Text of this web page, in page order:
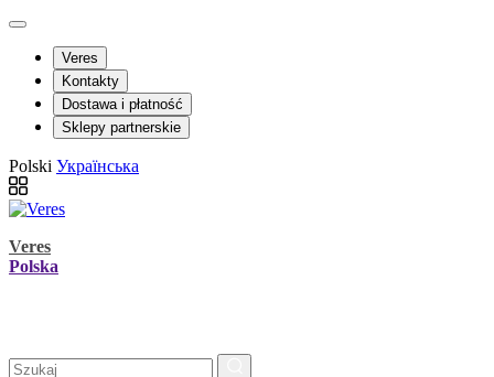
Veres
Kontakty
Dostawa i płatność
Sklepy partnerskie
Polski Українська
Veres
Polska